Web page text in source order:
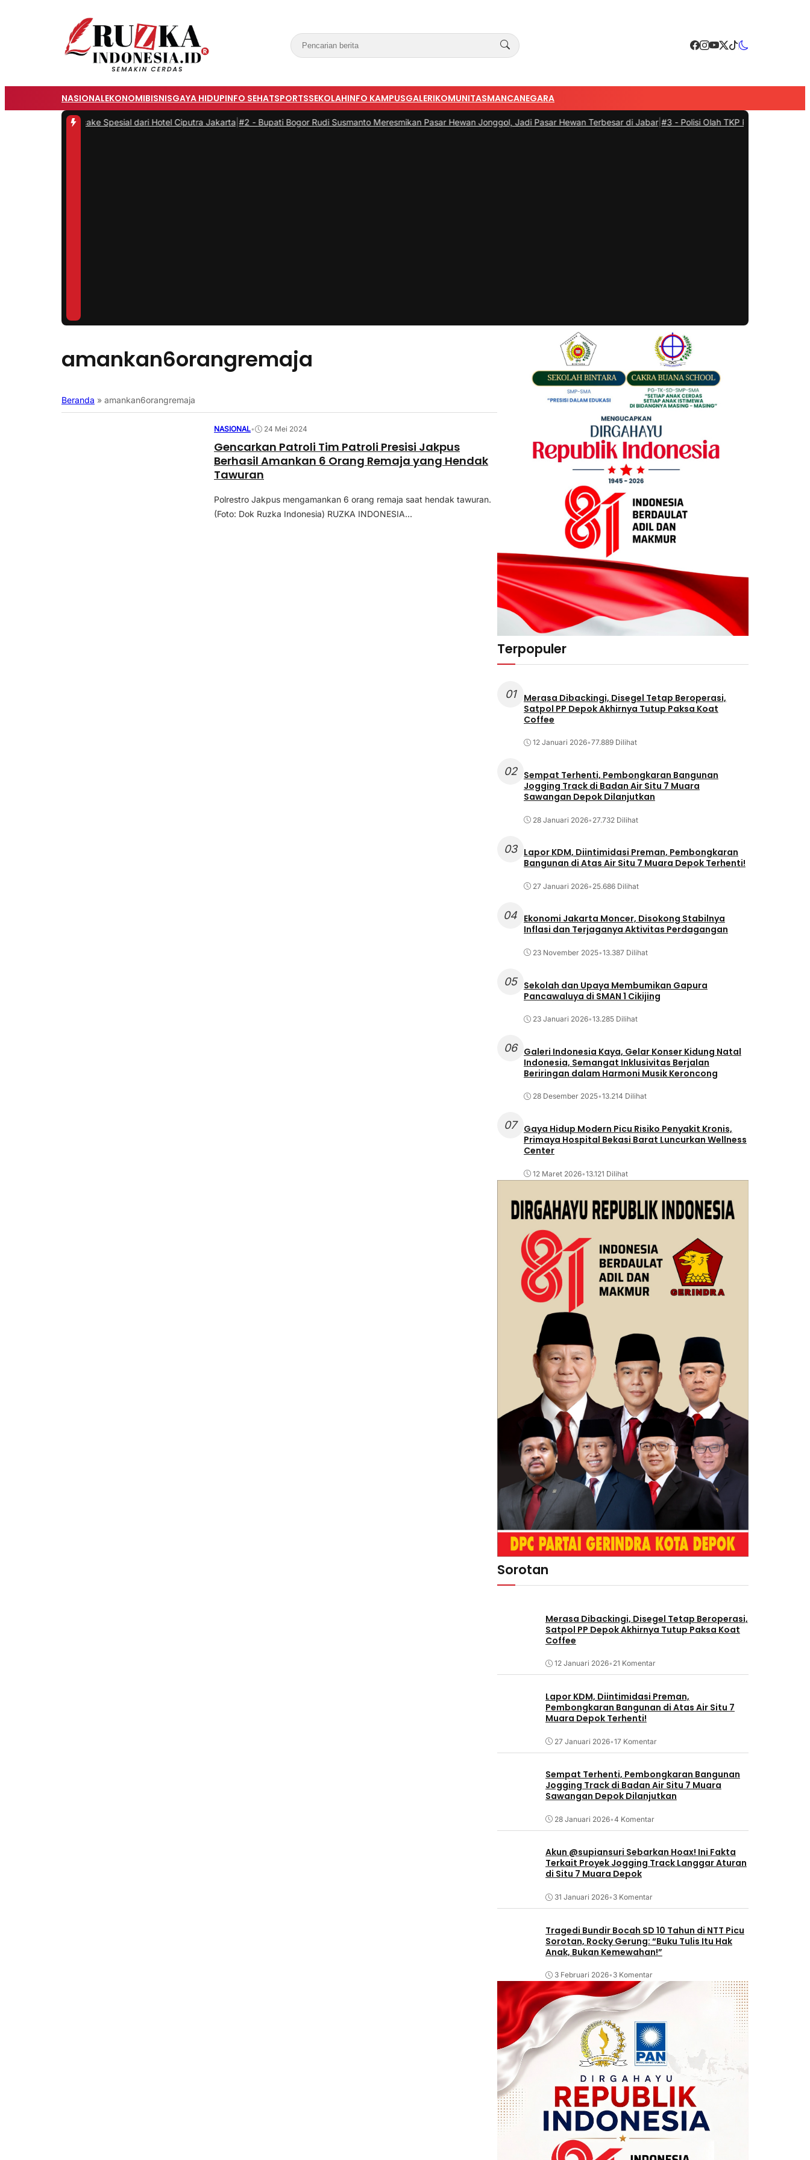
NASIONALEKONOMIBISNISGAYA HIDUPINFO SEHATSPORTSSEKOLAHINFO KAMPUSGALERIKOMUNITASMANCANEGARA
Mooncake Spesial dari Hotel Ciputra Jakarta|#2 -Bupati Bogor Rudi Susmanto Meresmikan Pasar Hewan Jonggol, Jadi Pasar Hewan Terbesar di Jabar|#3 -Polisi Olah TKP Penemuan Mayat Janin
amankan6orangremaja
Beranda » amankan6orangremaja
NASIONAL• 24 Mei 2024
Gencarkan Patroli Tim Patroli Presisi Jakpus
Berhasil Amankan 6 Orang Remaja yang Hendak
Tawuran
Polrestro Jakpus mengamankan 6 orang remaja saat hendak tawuran.
(Foto: Dok Ruzka Indonesia) RUZKA INDONESIA...
Terpopuler
01
Merasa Dibackingi, Disegel Tetap Beroperasi,
Satpol PP Depok Akhirnya Tutup Paksa Koat
Coffee
12 Januari 2026•77.889 Dilihat
02
Sempat Terhenti, Pembongkaran Bangunan
Jogging Track di Badan Air Situ 7 Muara
Sawangan Depok Dilanjutkan
28 Januari 2026• 27.732 Dilihat
03
Lapor KDM, Diintimidasi Preman, Pembongkaran
Bangunan di Atas Air Situ 7 Muara Depok Terhenti!
27 Januari 2026• 25.686 Dilihat
04 Ekonomi Jakarta Moncer, Disokong Stabilnya
Inflasi dan Terjaganya Aktivitas Perdagangan
23 November 2025•13.387 Dilihat
05
Sekolah dan Upaya Membumikan Gapura
Pancawaluya di SMAN 1 Cikijing
23 Januari 2026•13.285 Dilihat
06
Galeri Indonesia Kaya, Gelar Konser Kidung Natal
Indonesia, Semangat Inklusivitas Berjalan
Beriringan dalam Harmoni Musik Keroncong
28 Desember 2025•13.214 Dilihat
07
Gaya Hidup Modern Picu Risiko Penyakit Kronis,
Primaya Hospital Bekasi Barat Luncurkan Wellness
Center
12 Maret 2026•13.121 Dilihat
Sorotan
Merasa Dibackingi, Disegel Tetap Beroperasi,
Satpol PP Depok Akhirnya Tutup Paksa Koat
Coffee
12 Januari 2026• 21 Komentar
Lapor KDM, Diintimidasi Preman,
Pembongkaran Bangunan di Atas Air Situ 7
Muara Depok Terhenti!
27 Januari 2026•17 Komentar
Sempat Terhenti, Pembongkaran Bangunan
Jogging Track di Badan Air Situ 7 Muara
Sawangan Depok Dilanjutkan
28 Januari 2026•4 Komentar
Akun @supiansuri Sebarkan Hoax! Ini Fakta
Terkait Proyek Jogging Track Langgar Aturan
di Situ 7 Muara Depok
31 Januari 2026• 3 Komentar
Tragedi Bundir Bocah SD 10 Tahun di NTT Picu
Sorotan, Rocky Gerung: “Buku Tulis Itu Hak
Anak, Bukan Kemewahan!”
3 Februari 2026• 3 Komentar